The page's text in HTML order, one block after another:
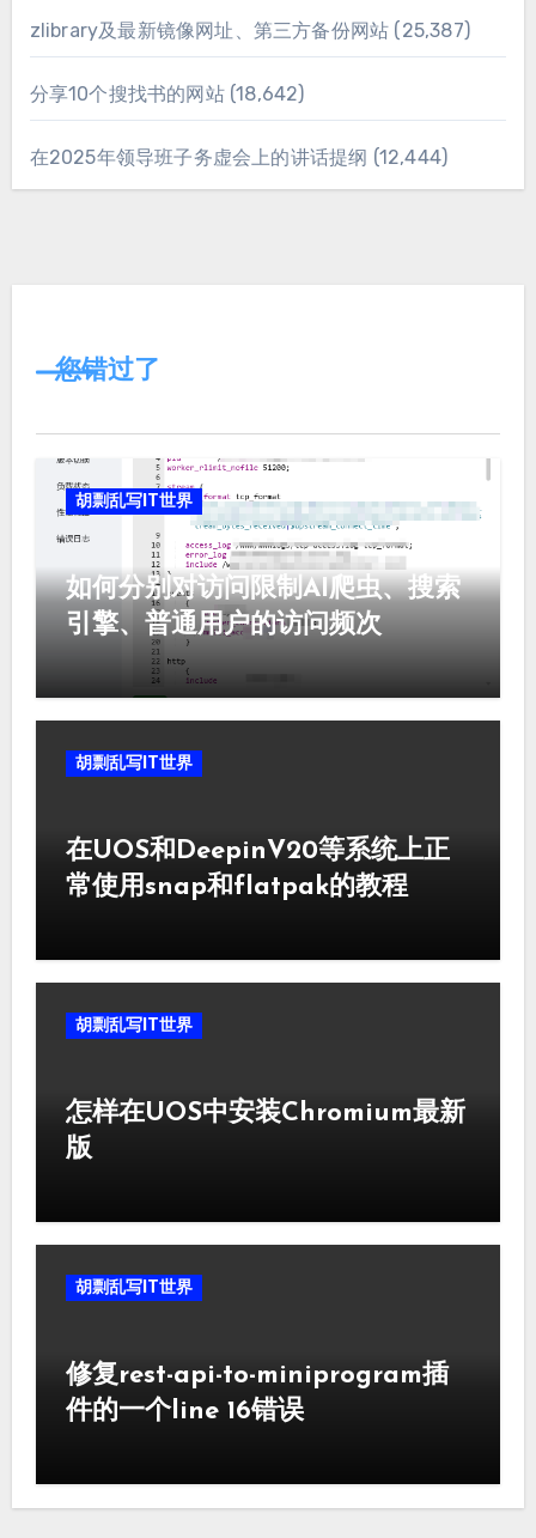
zlibrary及最新镜像网址、第三方备份网站 (25,387)
分享10个搜找书的网站 (18,642)
在2025年领导班子务虚会上的讲话提纲 (12,444)
您错过了
胡剽乱写IT世界
如何分别对访问限制AI爬虫、搜索
引擎、普通用户的访问频次
胡剽乱写IT世界
在UOS和DeepinV20等系统上正
常使用snap和flatpak的教程
胡剽乱写IT世界
怎样在UOS中安装Chromium最新
版
胡剽乱写IT世界
修复rest-api-to-miniprogram插
件的一个line 16错误